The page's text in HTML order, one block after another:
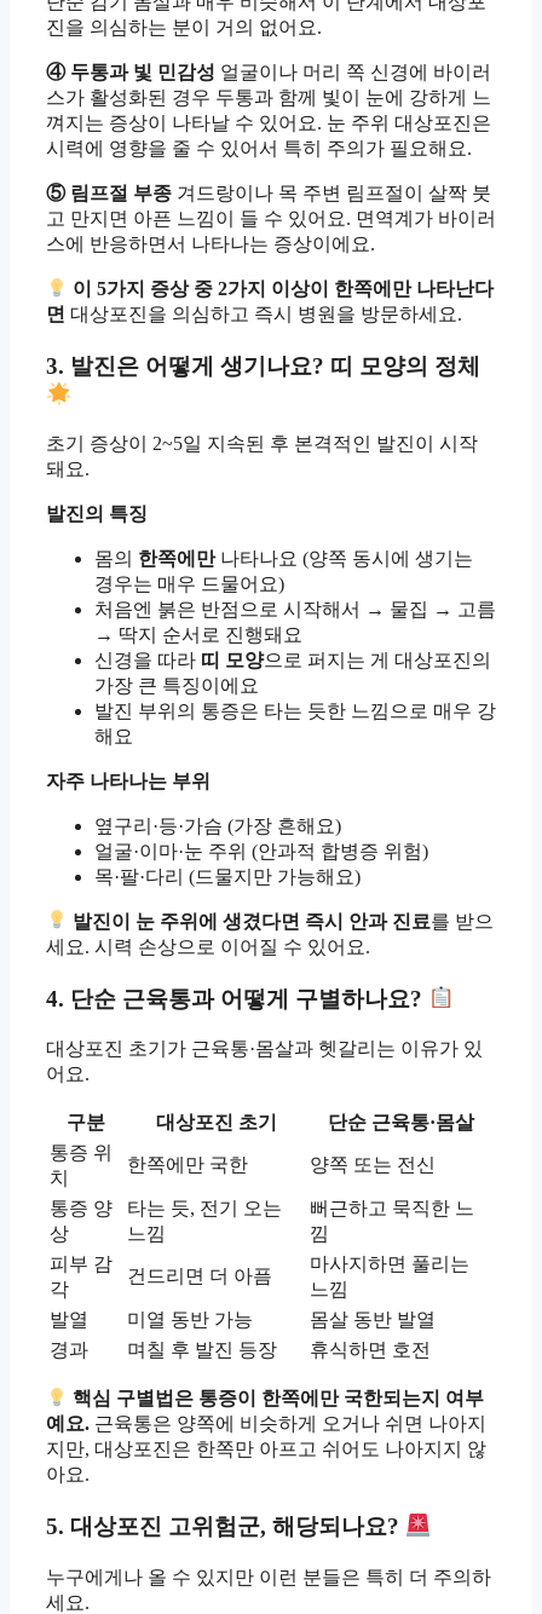
진을 의심하는 분이 거의 없어요.
④ 두통과 빛 민감성 얼굴이나 머리 쪽 신경에 바이러
스가 활성화된 경우 두통과 함께 빛이 눈에 강하게 느
껴지는 증상이 나타날 수 있어요. 눈 주위 대상포진은
시력에 영향을 줄 수 있어서 특히 주의가 필요해요.
⑤ 림프절 부종 겨드랑이나 목 주변 림프절이 살짝 붓
고 만지면 아픈 느낌이 들 수 있어요. 면역계가 바이러
스에 반응하면서 나타나는 증상이에요.
이 5가지 증상 중 2가지 이상이 한쪽에만 나타난다
면 대상포진을 의심하고 즉시 병원을 방문하세요.
3. 발진은 어떻게 생기나요? 띠 모양의 정체
초기 증상이 2~5일 지속된 후 본격적인 발진이 시작
돼요.
발진의 특징
몸의 한쪽에만나타나요 (양쪽 동시에 생기는
경우는 매우 드물어요)
처음엔 붉은 반점으로 시작해서 → 물집 → 고름
→ 딱지 순서로 진행돼요
신경을 따라 띠 모양으로 퍼지는 게 대상포진의
가장 큰 특징이에요
발진 부위의 통증은 타는 듯한 느낌으로 매우 강
해요
자주 나타나는 부위
옆구리·등·가슴 (가장 흔해요)
얼굴·이마·눈 주위 (안과적 합병증 위험)
목·팔·다리 (드물지만 가능해요)
발진이 눈 주위에 생겼다면 즉시 안과 진료를 받으
세요. 시력 손상으로 이어질 수 있어요.
4. 단순 근육통과 어떻게 구별하나요?
대상포진 초기가 근육통·몸살과 헷갈리는 이유가 있
어요.
구분 대상포진 초기
단순 근육통·몸살
통증 위
치
한쪽에만 국한 양쪽 또는 전신
통증 양
상
타는 듯, 전기 오는
느낌
뻐근하고 묵직한 느
낌
피부 감
각
건드리면 더 아픔
마사지하면 풀리는
느낌
발열
미열 동반 가능
몸살 동반 발열
경과
며칠 후 발진 등장 휴식하면 호전
핵심 구별법은 통증이 한쪽에만 국한되는지 여부
예요. 근육통은 양쪽에 비슷하게 오거나 쉬면 나아지
지만, 대상포진은 한쪽만 아프고 쉬어도 나아지지 않
아요.
5. 대상포진 고위험군, 해당되나요?
누구에게나 올 수 있지만 이런 분들은 특히 더 주의하
세요.